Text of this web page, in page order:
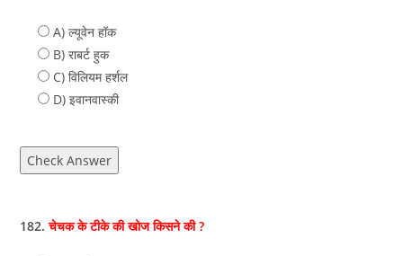
A) ल्यूवेन हॉक
B) राबर्ट हुक
C) विलियम हर्शल
D) इवानवास्‍की
Check Answer
182. चेचक के टीके की खोज किसने की ?